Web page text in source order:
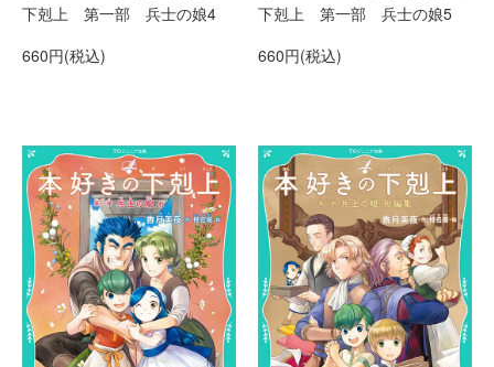
下剋上 第一部 兵士の娘4
660円(税込)
下剋上 第一部 兵士の娘5
660円(税込)